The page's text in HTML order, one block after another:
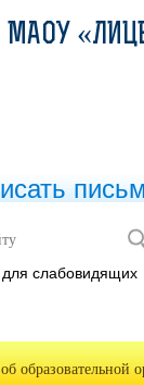
(скачать)
МАОУ
слабовидящих
образовательной